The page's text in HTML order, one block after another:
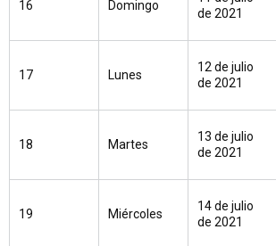
16 Domingo
de 2021
17 Lunes
12 de julio
de 2021
18 Martes
13 de julio
de 2021
19 Miércoles
14 de julio
de 2021